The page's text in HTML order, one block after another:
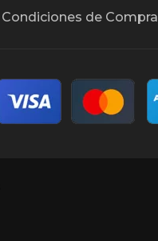
Condiciones de Compra